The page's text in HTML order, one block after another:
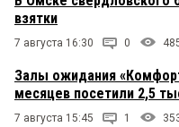
взятки
7 августа 16:30 0
Залы ожидания
месяцев посетили 2,5
7 августа 15:45 1